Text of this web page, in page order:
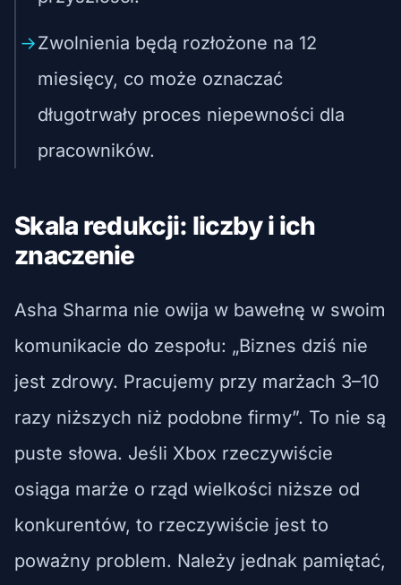
Zwolnienia będą rozłożone na 12
miesięcy, co może oznaczać
długotrwały proces niepewności dla
pracowników.
Skala redukcji: liczby i ich
znaczenie
Asha Sharma nie owija w bawełnę w swoim
komunikacie do zespołu: „Biznes dziś nie
jest zdrowy. Pracujemy przy marżach 3–10
razy niższych niż podobne firmy”. To nie są
puste słowa. Jeśli Xbox rzeczywiście
osiąga marże o rząd wielkości niższe od
konkurentów, to rzeczywiście jest to
poważny problem. Należy jednak pamiętać,